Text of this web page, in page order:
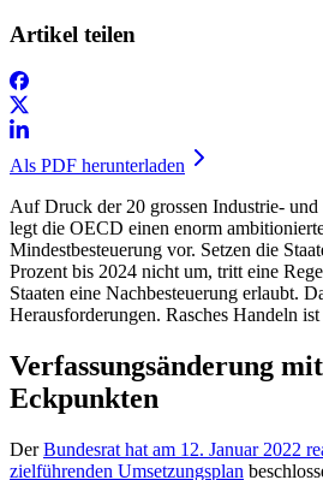
Artikel teilen
Als PDF herunterladen
Auf Druck der 20 grossen Industrie-
legt die OECD einen enorm
Mindestbesteuerung vor. Setzen die
Prozent bis 2024 nicht um, tritt eine
Staaten eine Nachbesteuerung erlaubt.
Herausforderungen. Rasches Handeln ist
Verfassungsänderung
Eckpunkten
DerBundesrat hat am 12. Januar 2022
zielführenden Umsetzungsplan